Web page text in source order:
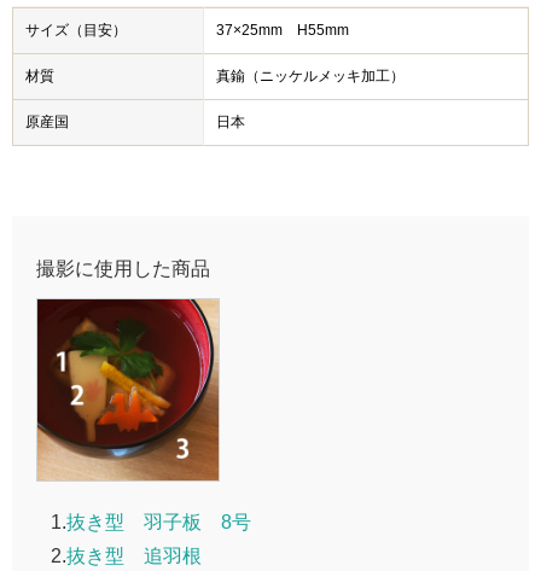
サイズ（目安） 37×25mm H55mm
材質 真鍮（ニッケルメッキ加工）
原産国 日本
撮影に使用した商品
1.抜き型 羽子板 8号
2.抜き型 追羽根